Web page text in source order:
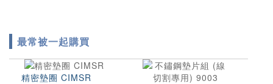
最常被一起購買
精密墊圈 CIMSR